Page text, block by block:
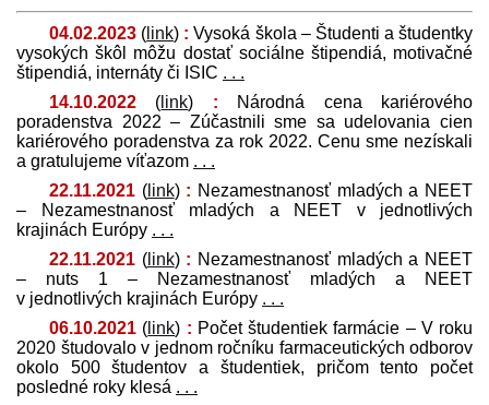
04.02.2023 ( link) : Vysoká škola – Študenti a študentky
vysokých škôl môžu dostať sociálne štipendiá, motivačné
štipendiá, internáty či ISIC . . .
14.10.2022 ( link) : Národná cena kariérového
poradenstva 2022 – Zúčastnili sme sa udelovania cien
kariérového poradenstva za rok 2022. Cenu sme nezískali
a gratulujeme víťazom . . .
22.11.2021 (link) : Nezamestnanosť mladých a NEET
– Nezamestnanosť mladých a NEET v jednotlivých
krajinách Európy . . .
22.11.2021 (link) : Nezamestnanosť mladých a NEET
– nuts 1 – Nezamestnanosť mladých a NEET
v jednotlivých krajinách Európy . . .
06.10.2021 ( link) : Počet študentiek farmácie – V roku
2020 študovalo v jednom ročníku farmaceutických odborov
okolo 500 študentov a študentiek, pričom tento počet
posledné roky klesá . . .